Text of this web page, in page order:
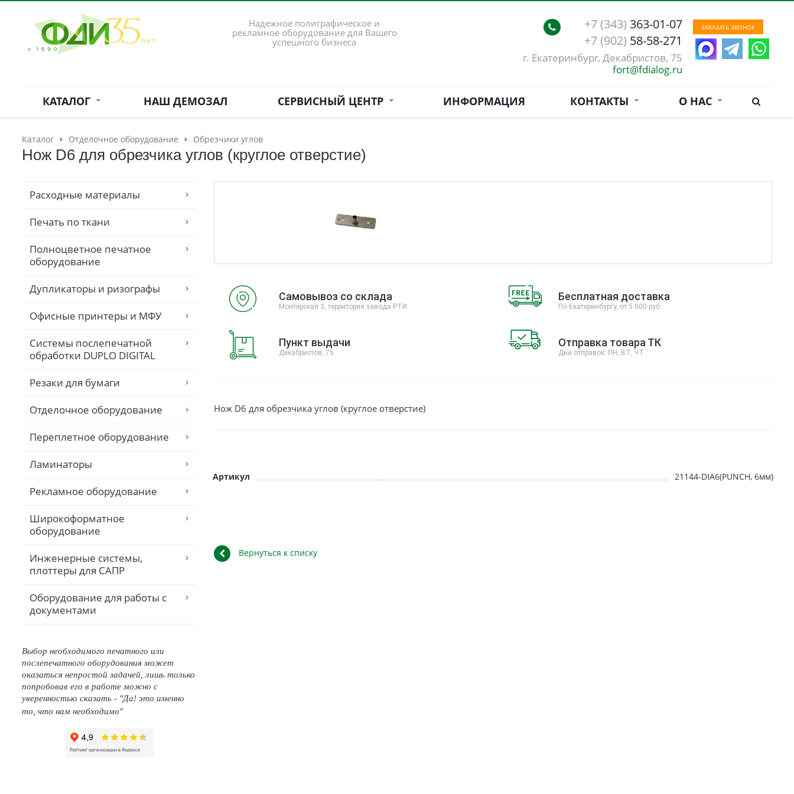
Надежное полиграфическое и
рекламное оборудование для Вашего
успешного бизнеса
ЗАКАЗАТЬ ЗВОНОК
+7 (343) 363-01-07
+7 (902) 58-58-271
г. Екатеринбург, Декабристов, 75
fort@fdialog.ru
КАТАЛОГ НАШ ДЕМОЗАЛ СЕРВИСНЫЙ ЦЕНТР ИНФОРМАЦИЯ КОНТАКТЫ О НАС
Каталог Отделочное оборудование Обрезчики углов
Нож D6 для обрезчика углов (круглое отверстие)
Расходные материалы
Печать по ткани
Полноцветное печатное
оборудование
Дупликаторы и ризографы
Офисные принтеры и МФУ
Системы послепечатной
обработки DUPLO DIGITAL
Резаки для бумаги
Отделочное оборудование
Переплетное оборудование
Ламинаторы
Рекламное оборудование
Широкоформатное
оборудование
Инженерные системы,
плоттеры для САПР
Оборудование для работы с
документами
Выбор необходимого печатного или
послепечатного оборудования может
оказаться непростой задачей, лишь только
попробовав его в работе можно с
уверенностью сказать - "Да! это именно
то, что нам необходимо"
Самовывоз со склада
Монтерская 3, территория завода РТИ
Бесплатная доставка
По Екатеринбургу, от 5 000 руб.
Пункт выдачи
Декабристов, 75
Отправка товара ТК
Дни отправок: ПН, ВТ, ЧТ
Нож D6 для обрезчика углов (круглое отверстие)
Артикул 21144-DIA6(PUNCH, 6мм)
Вернуться к списку